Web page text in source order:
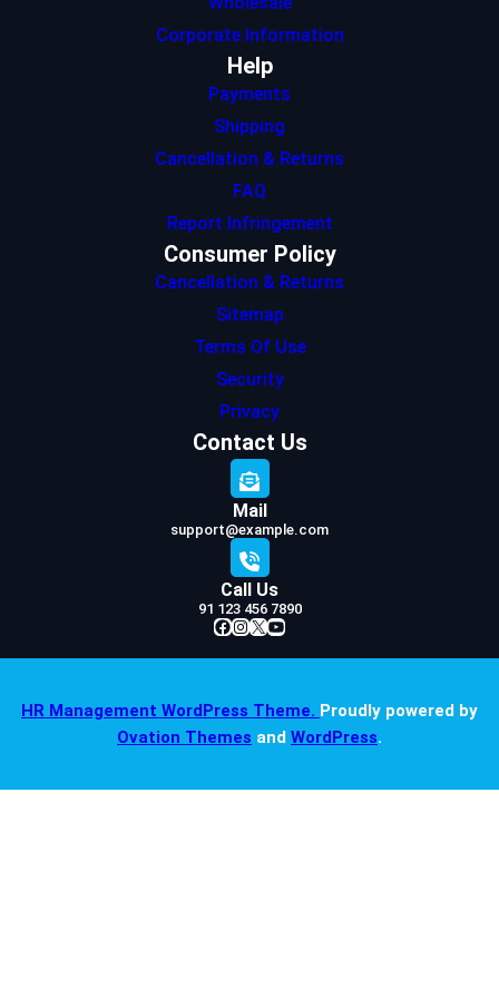
Corporate Information
Help
Payments
Shipping
Cancellation & Returns
FAQ
Report Infringement
Consumer Policy
Cancellation & Returns
Sitemap
Terms Of Use
Security
Privacy
Contact Us
Mail
support@example.com
Call Us
91 123 456 7890
Facebook InstagramX YouTube
HR Management WordPress Theme. Proudly powered by
Ovation Themes and WordPress.